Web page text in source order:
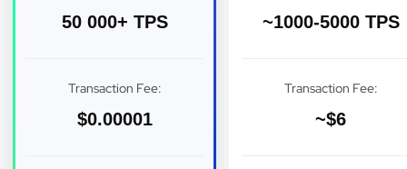
50 000+ TPS
Transaction Fee:
$0.00001
~1000-5000 TPS
Transaction Fee:
~$6